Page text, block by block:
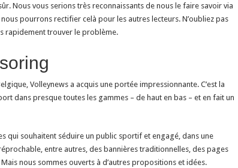
Nous vous serions très reconnaissants de nous le faire savoir via
nous pourrons rectifier celà pour les autres lecteurs. N’oubliez pas
rapidement trouver le problème.
Volleynews a acquis une portée impressionnante. C’est la
dans presque toutes les gammes – de haut en bas – et en fait un
qui souhaitent séduire un public sportif et engagé, dans une
entre autres, des bannières traditionnelles, des pages
nous sommes ouverts à d’autres propositions et idées.